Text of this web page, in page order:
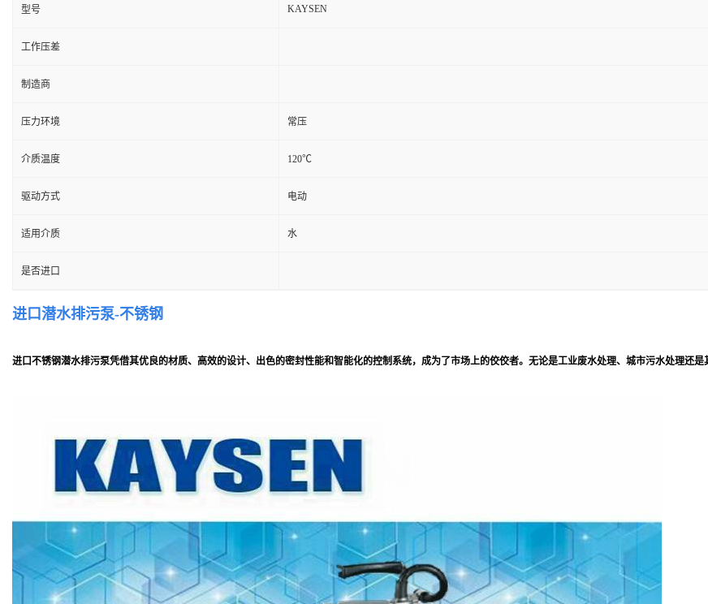
型号 KAYSEN
工作压差
制造商
压力环境 常压
介质温度 120℃
驱动方式 电动
适用介质 水
是否进口
进口潜水排污泵-不锈钢
进口不锈钢潜水排污泵凭借其优良的材质、高效的设计、出色的密封性能和智能化的控制系统，成为了市场上的佼佼者。无论是工业废水处理、城市污水处理还